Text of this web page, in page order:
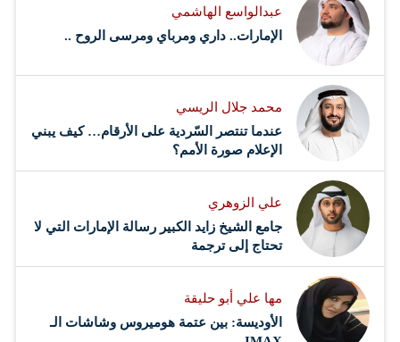
عبدالواسع الهاشمي
الإمارات.. داري ومرباي ومرسى الروح ..
محمد جلال الريسي
عندما تنتصر السّردية على الأرقام… كيف يبني
الإعلام صورة الأمم؟
علي الزوهري
جامع الشيخ زايد الكبير رسالة الإمارات التي لا
تحتاج إلى ترجمة
مها علي أبو حليقة
الأوديسة: بين عتمة هوميروس وشاشات الـ